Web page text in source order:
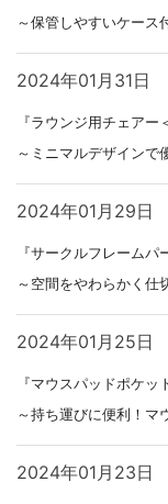
～保管しやすいケース
2024年01月31日
『ラウンジ用チェア
～ミニマルデザインで
2024年01月29日
『サークルフレーム
～空間をやわらかく仕
2024年01月25日
『マウスパッドポケッ
～持ち運びに便利！マ
2024年01月23日